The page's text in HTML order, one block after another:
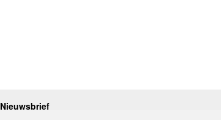
Nieuwsbrief